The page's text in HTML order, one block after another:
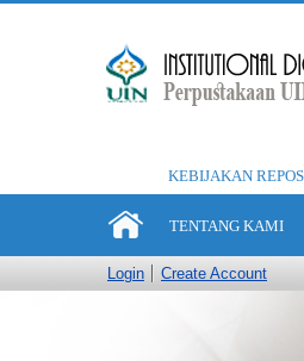
KEBIJAKAN
TENTANG KAMI
Login Create Account